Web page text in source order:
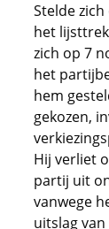
Stelde
het
zich op 7
het
hem
gekozen,
Hij verliet
partij uit
vanwege
uitslag